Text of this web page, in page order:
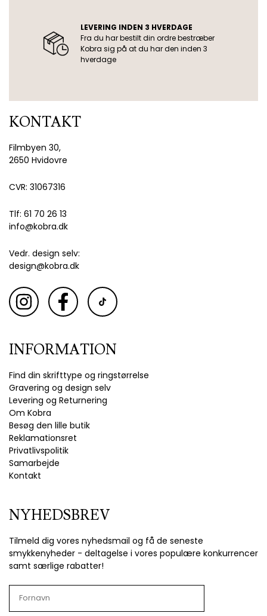
LEVERING INDEN 3 HVERDAGE
Fra du har bestilt din ordre bestræber
Kobra sig på at du har den inden 3
hverdage
KONTAKT
Filmbyen 30,
2650 Hvidovre
CVR: 31067316
Tlf: 61 70 26 13
info@kobra.dk
Vedr. design selv:
design@kobra.dk
INFORMATION
Find din skrifttype og ringstørrelse
Gravering og design selv
Levering og Returnering
Om Kobra
Besøg den lille butik
Reklamationsret
Privatlivspolitik
Samarbejde
Kontakt
NYHEDSBREV
Tilmeld dig vores nyhedsmail og få de seneste
smykkenyheder - deltagelse i vores populære konkurrencer
samt særlige rabatter!